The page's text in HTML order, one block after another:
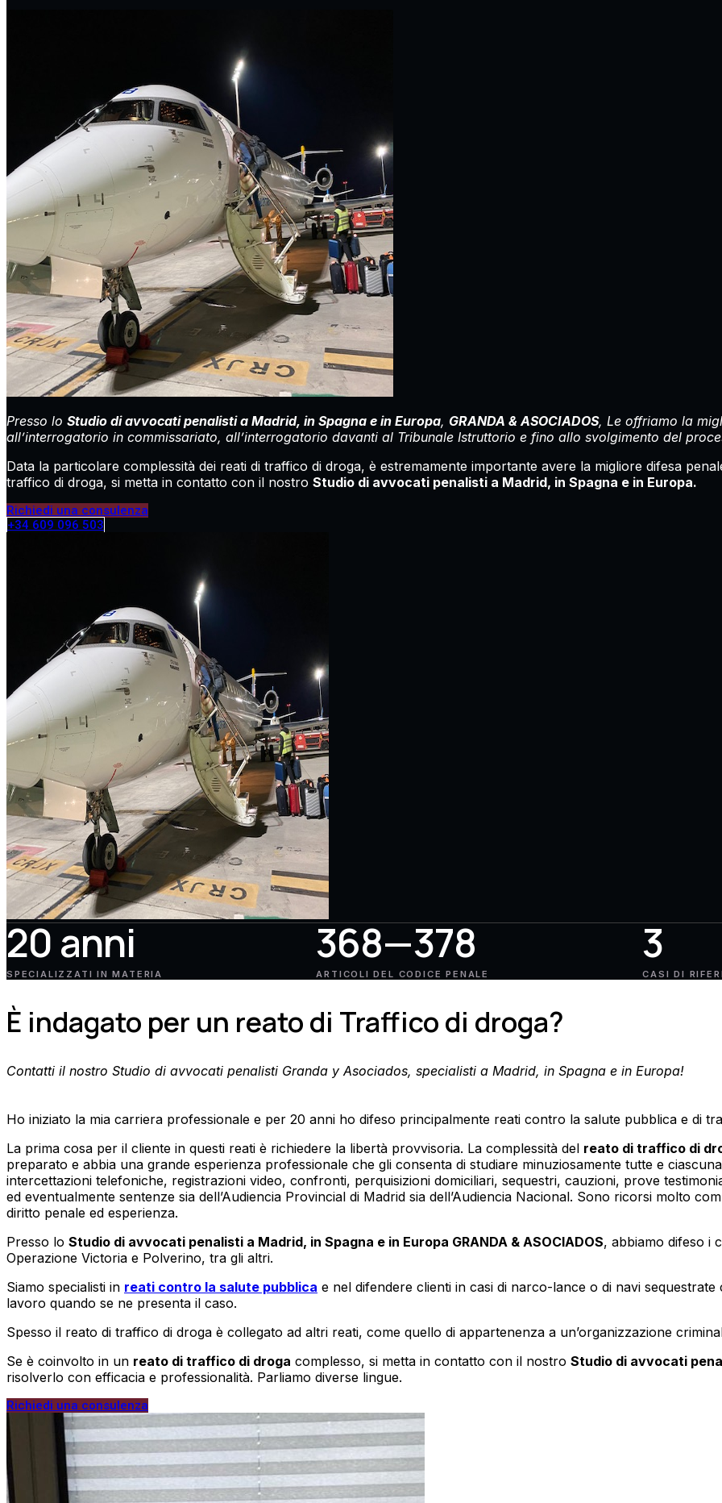
Presso lo Studio di avvocati penalisti a Madrid, in Spagna e in Europa, GRANDA & ASOCIADOS, Le offriamo la
all’interrogatorio in commissariato, all’interrogatorio davanti al Tribunale Istruttorio e fino allo svolgimento del
Data la particolare complessità dei reati di traffico di droga, è estremamente importante avere la migliore difesa
traffico di droga, si metta in contatto con il nostro Studio di avvocati penalisti a Madrid, in Spagna e in Europa.
Richiedi una consulenza
+34 609 096 503
20 anni
SPECIALIZZATI IN MATERIA
368—378
ARTICOLI DEL CODICE PENALE
3
CASI DI
È indagato per un reato di Traffico di droga?
Contatti il nostro Studio di avvocati penalisti Granda y Asociados, specialisti a Madrid, in Spagna e in Europa!
Ho iniziato la mia carriera professionale e per 20 anni ho difeso principalmente reati contro la salute pubblica e di
La prima cosa per il cliente in questi reati è richiedere la libertà provvisoria. La complessità del reato di traffico di
preparato e abbia una grande esperienza professionale che gli consenta di studiare minuziosamente tutte e
intercettazioni telefoniche, registrazioni video, confronti, perquisizioni domiciliari, sequestri, cauzioni, prove
ed eventualmente sentenze sia dell’Audiencia Provincial di Madrid sia dell’Audiencia Nacional. Sono ricorsi molto
diritto penale ed esperienza.
Presso lo Studio di avvocati penalisti a Madrid, in Spagna e in Europa GRANDA & ASOCIADOS, abbiamo difeso i
Operazione Victoria e Polverino, tra gli altri.
Siamo specialisti in reati contro la salute pubblica e nel difendere clienti in casi di narco-lance o di navi
lavoro quando se ne presenta il caso.
Spesso il reato di traffico di droga è collegato ad altri reati, come quello di appartenenza a un’organizzazione
Se è coinvolto in un reato di traffico di droga complesso, si metta in contatto con il nostro Studio di avvocati
risolverlo con efficacia e professionalità. Parliamo diverse lingue.
Richiedi una consulenza